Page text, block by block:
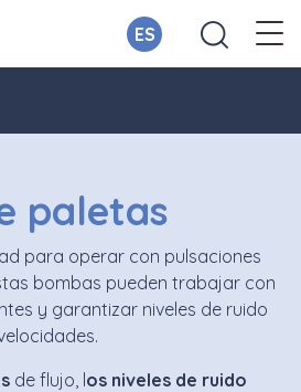
ES
paletas
para operar con pulsaciones
bombas pueden trabajar con
y garantizar niveles de ruido
de flujo, los niveles de ruido